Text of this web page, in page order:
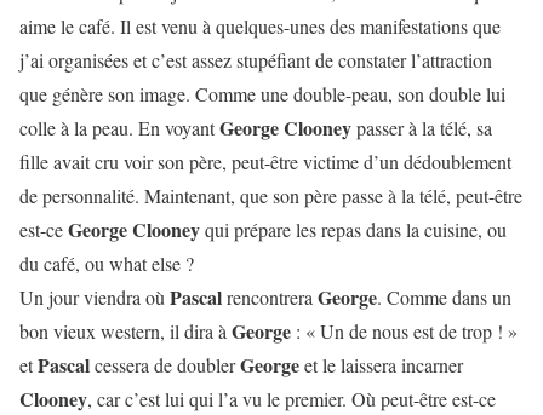
aime le café. Il est venu à quelques-unes des manifestations que
j’ai organisées et c’est assez stupéfiant de constater l’attraction
que génère son image. Comme une double-peau, son double lui
colle à la peau. En voyantGeorge Clooneypasser à la télé, sa
fille avait cru voir son père, peut-être victime d’un dédoublement
de personnalité. Maintenant, que son père passe à la télé, peut-être
est-ceGeorge Clooneyqui prépare les repas dans la cuisine, ou
du café, ou what else ?
Un jour viendra oùPascalrencontreraGeorge. Comme dans un
bon vieux western, il dira àGeorge : « Un de nous est de trop ! »
etPascalcessera de doublerGeorgeet le laissera incarner
Clooney, car c’est lui qui l’a vu le premier. Où peut-être est-ce